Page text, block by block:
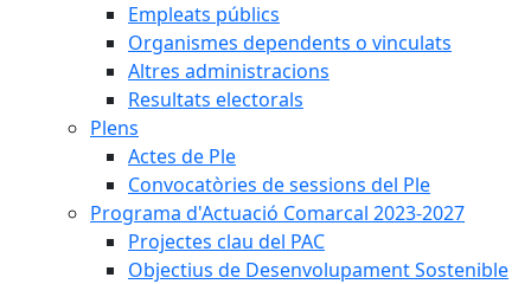
Empleats públics
Organismes dependents o vinculats
Altres administracions
Resultats electorals
Plens
Actes de Ple
Convocatòries de sessions del Ple
Programa d'Actuació Comarcal 2023-2027
Projectes clau del PAC
Objectius de Desenvolupament Sostenible